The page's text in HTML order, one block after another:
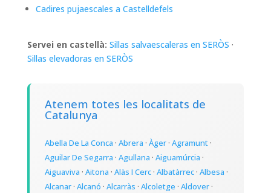
Cadires pujaescales a Castelldefels
Servei en castellà: Sillas salvaescaleras en SERÒS ·
Sillas elevadoras en SERÒS
Atenem totes les localitats de
Catalunya
Abella De La Conca · Abrera · Àger· Agramunt·
Aguilar De Segarra · Agullana · Aiguamúrcia ·
Aiguaviva · Aitona · Alàs I Cerc· Albatàrrec· Albesa ·
Alcanar· Alcanó · Alcarràs · Alcoletge · Aldover·